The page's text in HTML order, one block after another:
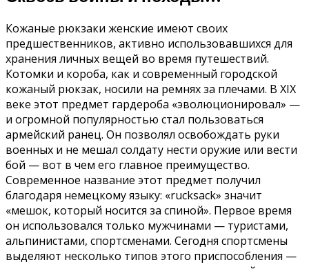
Кожаные рюкзаки женские имеют своих
предшественников, активно использовавшихся для
хранения личных вещей во время путешествий.
Котомки и короба, как и современный городской
кожаный рюкзак, носили на ремнях за плечами. В XIX
веке этот предмет гардероба «эволюционировал» —
и огромной популярностью стал пользоваться
армейский ранец. Он позволял освобождать руки
военных и не мешал солдату нести оружие или вести
бой — вот в чем его главное преимущество.
Современное название этот предмет получил
благодаря немецкому языку: «rucksack» значит
«мешок, который носится за спиной». Первое время
он использовался только мужчинами — туристами,
альпинистами, спортсменами. Сегодня спортсмены
выделяют несколько типов этого приспособления —